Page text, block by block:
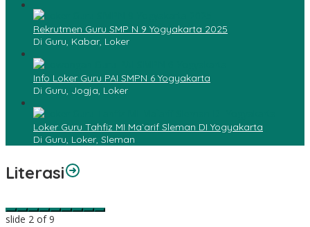
Rekrutmen Guru SMP N 9 Yogyakarta 2025
Di Guru, Kabar, Loker
Info Loker Guru PAI SMPN 6 Yogyakarta
Di Guru, Jogja, Loker
Loker Guru Tahfiz MI Ma`arif Sleman DI Yogyakarta
Di Guru, Loker, Sleman
Literasi
slide 2 of 9